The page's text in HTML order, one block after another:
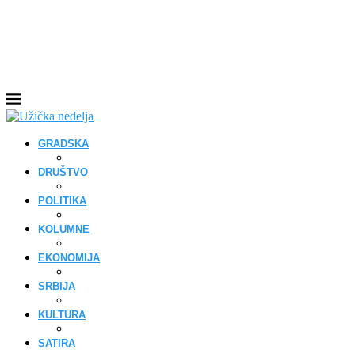
GRADSKA
DRUŠTVO
POLITIKA
KOLUMNE
EKONOMIJA
SRBIJA
KULTURA
SATIRA